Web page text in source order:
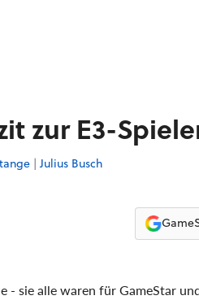
zur E3-
| Julius Busch
- sie alle waren für GameStar